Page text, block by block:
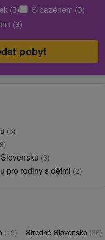
(3)
S bazénem (3)
(3)
(5)
(3)
pro rodiny s dětmi (2)
(19) Stredné Slovensko (36)